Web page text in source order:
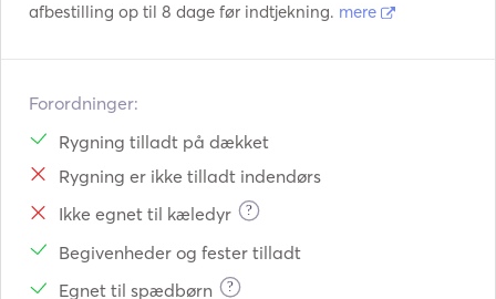
afbestilling op til 8 dage før indtjekning. mere
Forordninger:
Rygning tilladt på dækket
Rygning er ikke tilladt indendørs
Ikke egnet til kæledyr
?
Begivenheder og fester tilladt
Egnet til spædbørn
?